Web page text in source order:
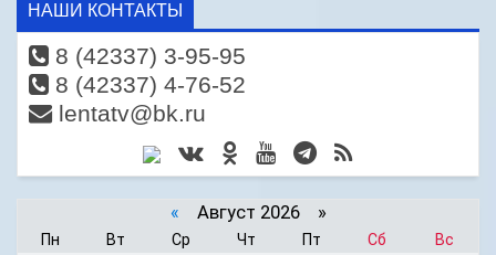
НАШИ КОНТАКТЫ
8 (42337) 3-95-95
8 (42337) 4-76-52
lentatv@bk.ru
« Август 2026 »
Пн Вт Ср Чт Пт Сб
Вс